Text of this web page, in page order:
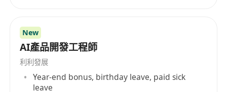
关注。 Yarbo的成绩:Yarbo多功能庭院机器人推出
之初仅用1小时便突破了100万美元的众筹金额，众
筹期间40多天时间共筹集超345万美元，成为全球
消费类机器人领域中众筹金额最高的公司，并于
2023年成功实现量产和全球交付。2024年度销量不
New
AI產品開發工程師
利利發展
Year-end bonus, birthday leave, paid sick
leave